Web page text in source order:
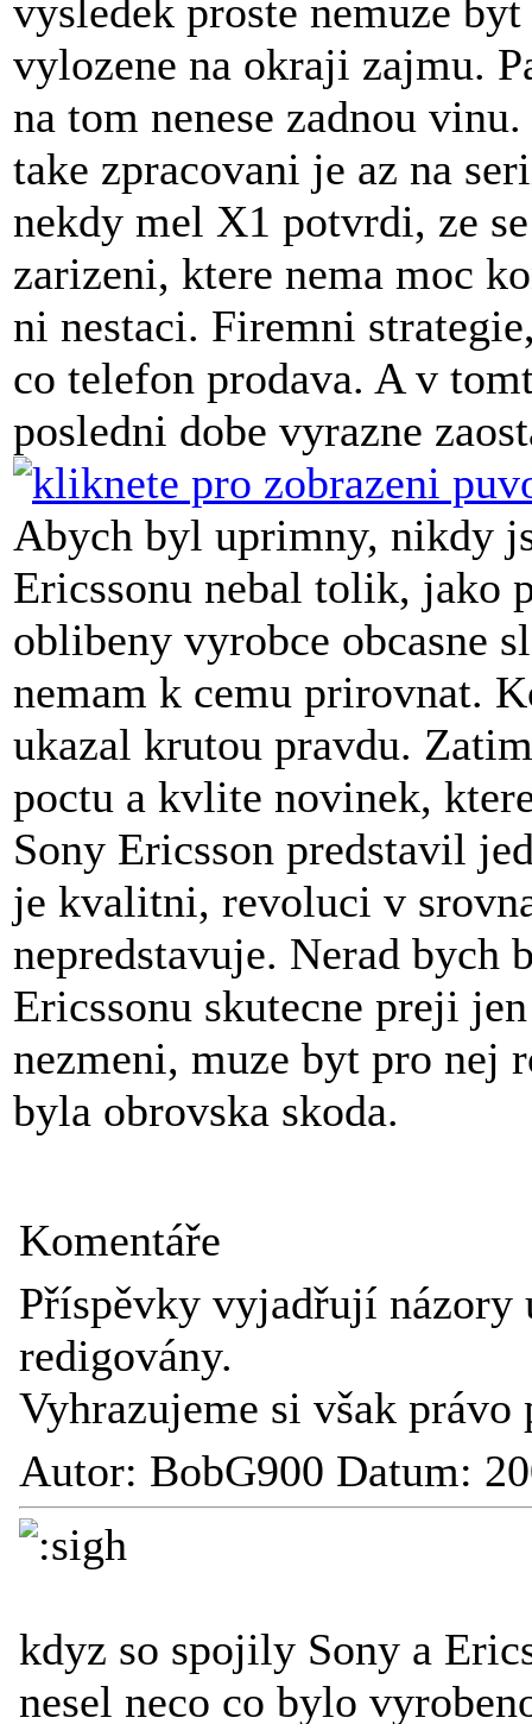
vysledek proste nemuze
vylozene na okraji zajmu.
na tom nenese zadnou
take zpracovani je az na
nekdy mel X1 potvrdi, ze
zarizeni, ktere nema moc
ni nestaci. Firemni
co telefon prodava. A v
posledni dobe vyrazne
Abych byl uprimny, nikdy
Ericssonu nebal tolik, jako
oblibeny vyrobce obcasne
nemam k cemu prirovnat.
ukazal krutou pravdu.
poctu a kvlite novinek,
Sony Ericsson predstavil
je kvalitni, revoluci v
nepredstavuje. Nerad bych
Ericssonu skutecne preji
nezmeni, muze byt pro nej
byla obrovska skoda.
Komentáře
Příspěvky vyjadřují názory
redigovány.
Vyhrazujeme si však
Autor: BobG900 Datum:
kdyz so spojily Sony a
nesel neco co bylo